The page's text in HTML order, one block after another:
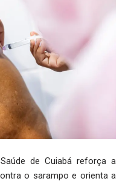
de Cuiabá reforça a
o sarampo e orienta a